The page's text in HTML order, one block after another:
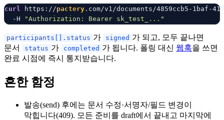
curl https://pactery .com/v1/documents/4859ccb5-1baf-
  -H
"Authorization: Bearer sk_test_..."
participants[].status 가 signed 가 되고, 모두 끝나면
문서
status 가 completed 가 됩니다. 폴링 대신 웹훅을 쓰면
완료 시점에 즉시 통지받습니다.
흔한 함정
발송(send) 후에는 문서 수정·서명자/필드 변경이
막힙니다(409). 모든 준비를 draft에서 끝내고 마지막에